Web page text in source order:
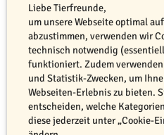
Liebe Tierfreunde,
um unsere Webseite optimal
abzustimmen, verwenden wir
technisch notwendig
funktioniert. Zudem
und Statistik-Zwecken, um
Webseiten-Erlebnis zu bieten.
entscheiden, welche
diese jederzeit unter „Cookie-